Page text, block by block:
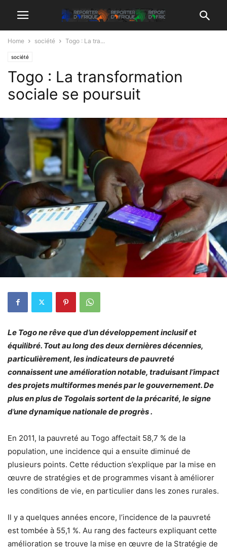
Home société Togo : La tra...
société
Togo : La transformation
sociale se poursuit
Le Togo ne rêve que d’un développement inclusif et
équilibré. Tout au long des deux dernières décennies,
particulièrement, les indicateurs de pauvreté
connaissent une amélioration notable, traduisant l’impact
des projets multiformes menés par le gouvernement. De
plus en plus de Togolais sortent de la précarité, le signe
d’une dynamique nationale de progrès .
En 2011, la pauvreté au Togo affectait 58,7 % de la
population, une incidence qui a ensuite diminué de
plusieurs points. Cette réduction s’explique par la mise en
œuvre de stratégies et de programmes visant à améliorer
les conditions de vie, en particulier dans les zones rurales.
Il y a quelques années encore, l’incidence de la pauvreté
est tombée à 55,1 %. Au rang des facteurs expliquant cette
amélioration se trouve la mise en œuvre de la Stratégie de